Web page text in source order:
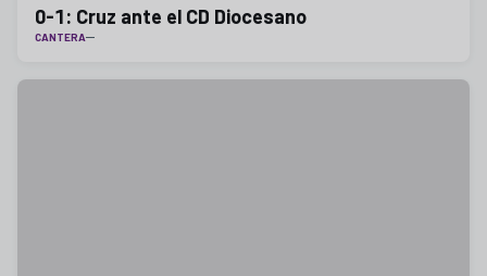
0-1: Cruz ante el CD Diocesano
CANTERA